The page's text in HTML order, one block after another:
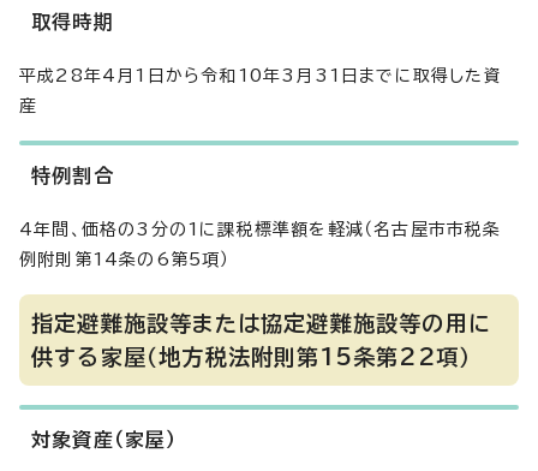
取得時期
平成28年4月1日から令和10年3月31日までに取得した資
産
特例割合
4年間、価格の3分の1に課税標準額を軽減（名古屋市市税条
例附則第14条の6第5項）
指定避難施設等または協定避難施設等の用に
供する家屋（地方税法附則第15条第22項）
対象資産（家屋）